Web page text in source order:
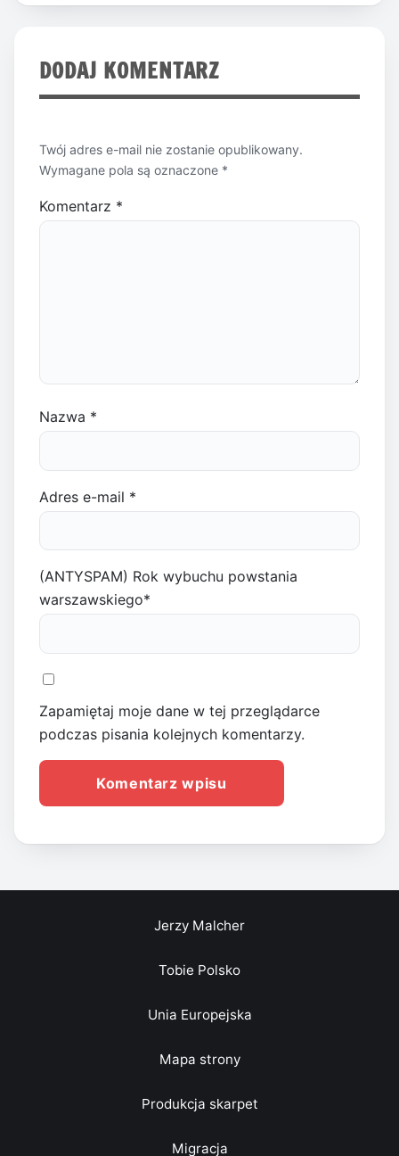
DODAJ KOMENTARZ
Twój adres e-mail nie zostanie opublikowany.
Wymagane pola są oznaczone *
Komentarz *
Nazwa *
Adres e-mail *
(ANTYSPAM) Rok wybuchu powstania
warszawskiego*
Zapamiętaj moje dane w tej przeglądarce
podczas pisania kolejnych komentarzy.
Jerzy Malcher
Tobie Polsko
Unia Europejska
Mapa strony
Produkcja skarpet
Migracja